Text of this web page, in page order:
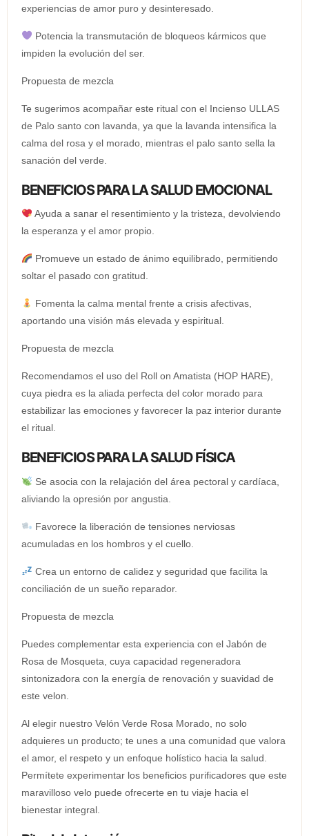
experiencias de amor puro y desinteresado.
Potencia la transmutación de bloqueos kármicos que
impiden la evolución del ser.
Propuesta de mezcla
Te sugerimos acompañar este ritual con el Incienso ULLAS
de Palo santo con lavanda, ya que la lavanda intensifica la
calma del rosa y el morado, mientras el palo santo sella la
sanación del verde.
BENEFICIOS PARA LA SALUD EMOCIONAL
Ayuda a sanar el resentimiento y la tristeza, devolviendo
la esperanza y el amor propio.
Promueve un estado de ánimo equilibrado, permitiendo
soltar el pasado con gratitud.
Fomenta la calma mental frente a crisis afectivas,
aportando una visión más elevada y espiritual.
Propuesta de mezcla
Recomendamos el uso del Roll on Amatista (HOP HARE),
cuya piedra es la aliada perfecta del color morado para
estabilizar las emociones y favorecer la paz interior durante
el ritual.
BENEFICIOS PARA LA SALUD FÍSICA
Se asocia con la relajación del área pectoral y cardíaca,
aliviando la opresión por angustia.
Favorece la liberación de tensiones nerviosas
acumuladas en los hombros y el cuello.
Crea un entorno de calidez y seguridad que facilita la
conciliación de un sueño reparador.
Propuesta de mezcla
Puedes complementar esta experiencia con el Jabón de
Rosa de Mosqueta, cuya capacidad regeneradora
sintonizadora con la energía de renovación y suavidad de
este velon.
Al elegir nuestro Velón Verde Rosa Morado, no solo
adquieres un producto; te unes a una comunidad que valora
el amor, el respeto y un enfoque holístico hacia la salud.
Permítete experimentar los beneficios purificadores que este
maravilloso velo puede ofrecerte en tu viaje hacia el
bienestar integral.